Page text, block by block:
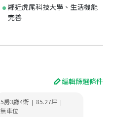
鄰近虎尾科技大學、生活機能
完善
編輯篩選條件
5房3廳4衛 | 85.27坪 |
無車位